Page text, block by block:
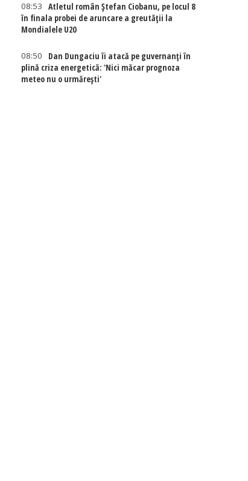
08:53
Atletul român Ștefan Ciobanu, pe locul 8
în finala probei de aruncare a greutății la
Mondialele U20
08:50
Dan Dungaciu îi atacă pe guvernanți în
plină criza energetică: 'Nici măcar prognoza
meteo nu o urmărești'